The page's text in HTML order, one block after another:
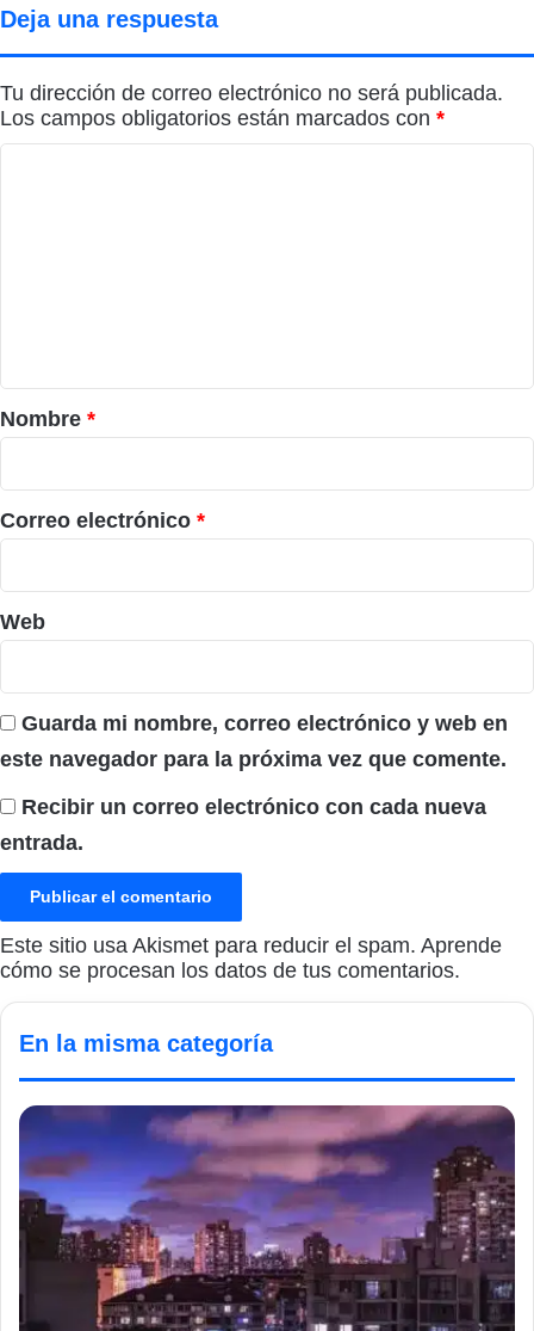
Deja una respuesta
Tu dirección de correo electrónico no será publicada.
Los campos obligatorios están marcados con *
r
i
o
*
Nombre *
Correo electrónico *
Web
Guarda mi nombre, correo electrónico y web en
este navegador para la próxima vez que comente.
Recibir un correo electrónico con cada nueva
entrada.
Este sitio usa Akismet para reducir el spam. Aprende
cómo se procesan los datos de tus comentarios.
En la misma categoría